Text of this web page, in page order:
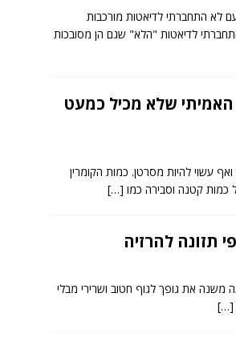
לא התחברתי לדיאטות מורכבות
לדיאטות "הלא" שגם הן מסובכות
האמיתי שלא מכיל כמעט
ואף עשוי להיות מסרטן. כמות הקומרין
כמות קטנה וסבירה כמו […]
את גופך לגוף חטוב ושרירי מבלי
[…]